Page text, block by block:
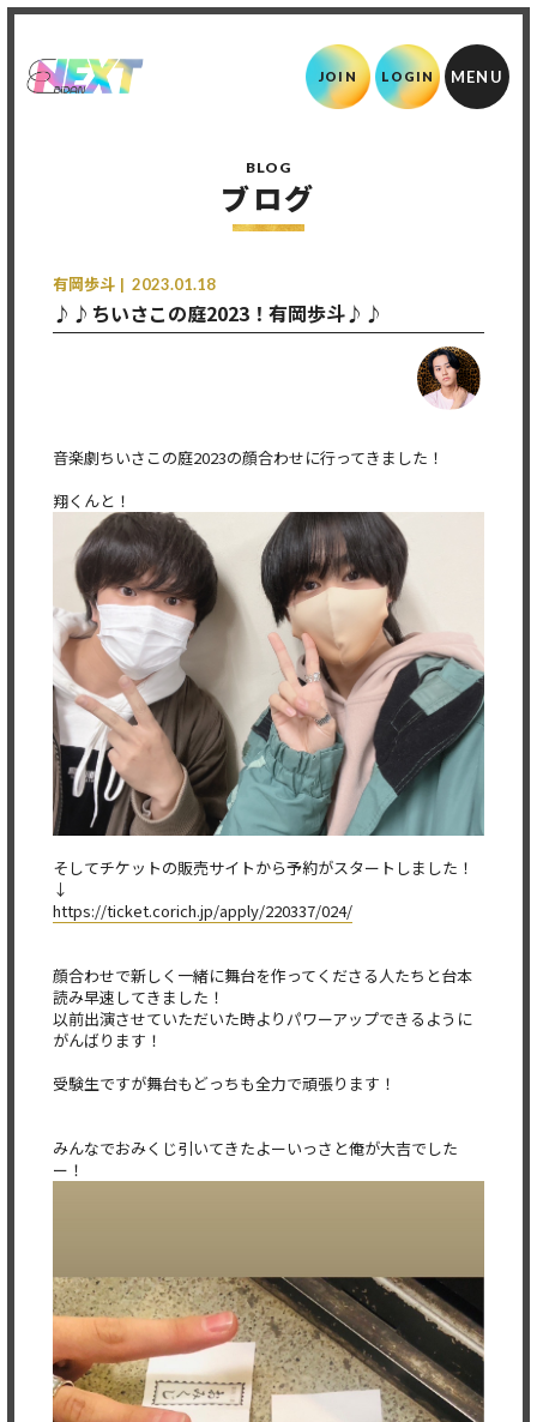
JOIN LOGIN
BLOG
ブログ
有岡歩斗 2023.01.18
♪♪ちいさこの庭2023！有岡歩斗♪♪
音楽劇ちいさこの庭2023の顔合わせに行ってきました！
翔くんと！
そしてチケットの販売サイトから予約がスタートしました！
↓
https://ticket.corich.jp/apply/220337/024/
顔合わせで新しく一緒に舞台を作ってくださる人たちと台本
読み早速してきました！
以前出演させていただいた時よりパワーアップできるように
がんばります！
受験生ですが舞台もどっちも全力で頑張ります！
みんなでおみくじ引いてきたよーいっさと俺が大吉でした
ー！